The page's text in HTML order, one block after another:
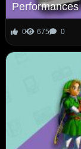
0 675 0